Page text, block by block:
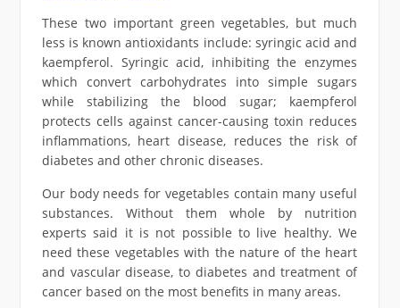
These two important green vegetables, but much
less is known antioxidants include: syringic acid and
kaempferol. Syringic acid, inhibiting the enzymes
which convert carbohydrates into simple sugars
while stabilizing the blood sugar; kaempferol
protects cells against cancer-causing toxin reduces
inflammations, heart disease, reduces the risk of
diabetes and other chronic diseases.
Our body needs for vegetables contain many useful
substances. Without them whole by nutrition
experts said it is not possible to live healthy. We
need these vegetables with the nature of the heart
and vascular disease, to diabetes and treatment of
cancer based on the most benefits in many areas.